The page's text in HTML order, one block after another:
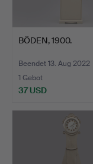
BÖDEN, 1900.
Beendet 13. Aug 2022
1 Gebot
37 USD